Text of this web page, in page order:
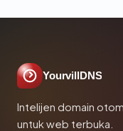
YourvillDNS
Intelijen domain
untuk web terbuka.